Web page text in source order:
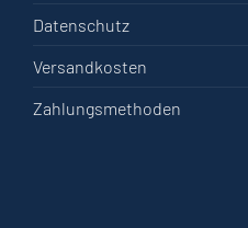
Datenschutz
Versandkosten
Zahlungsmethoden